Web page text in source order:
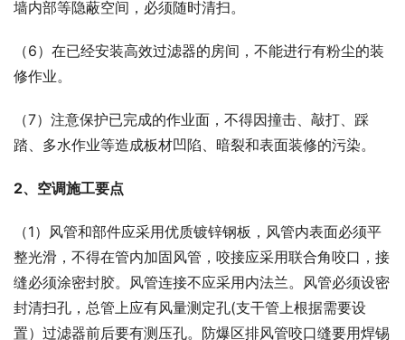
墙内部等隐蔽空间，必须随时清扫。
（6）在已经安装高效过滤器的房间，不能进行有粉尘的装
修作业。
（7）注意保护已完成的作业面，不得因撞击、敲打、踩
踏、多水作业等造成板材凹陷、暗裂和表面装修的污染。
2、空调施工要点
（1）风管和部件应采用优质镀锌钢板，风管内表面必须平
整光滑，不得在管内加固风管，咬接应采用联合角咬口，接
缝必须涂密封胶。风管连接不应采用内法兰。风管必须设密
封清扫孔，总管上应有风量测定孔(支干管上根据需要设
置）过滤器前后要有测压孔。防爆区排风管咬口缝要用焊锡